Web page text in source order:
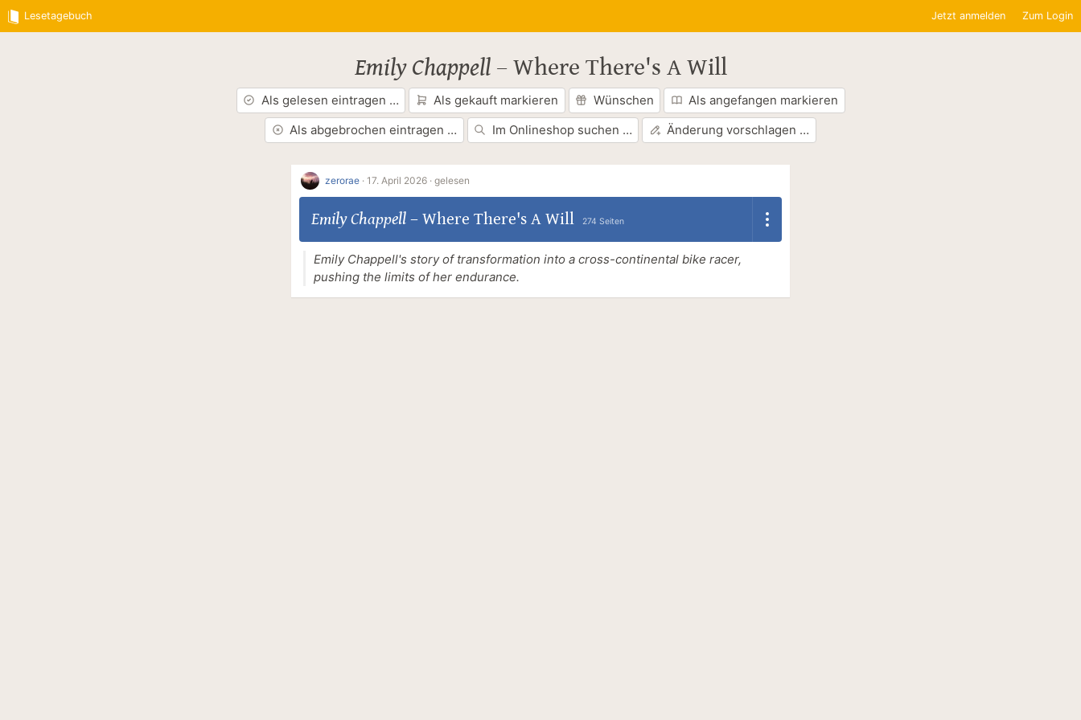
Lesetagebuch Jetzt anmelden Zum Login
Emily Chappell– Where There's A Will
Als gelesen eintragen … Als gekauft markieren Wünschen
Als angefangen markieren
Als abgebrochen eintragen …
Im Onlineshop suchen … Änderung vorschlagen …
zerorae · 17. April 2026 · gelesen
Emily Chappell– Where There's A Will 274 Seiten
Emily Chappell's story of transformation into a cross-continental bike racer,
pushing the limits of her endurance.